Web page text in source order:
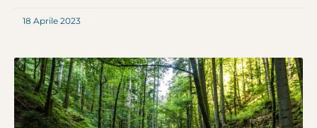
18 Aprile 2023